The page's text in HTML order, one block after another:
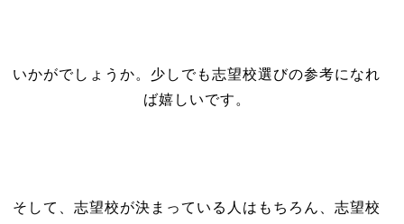
いかがでしょうか。少しでも志望校選びの参考になれ
ば嬉しいです。
そして、志望校が決まっている人はもちろん、志望校